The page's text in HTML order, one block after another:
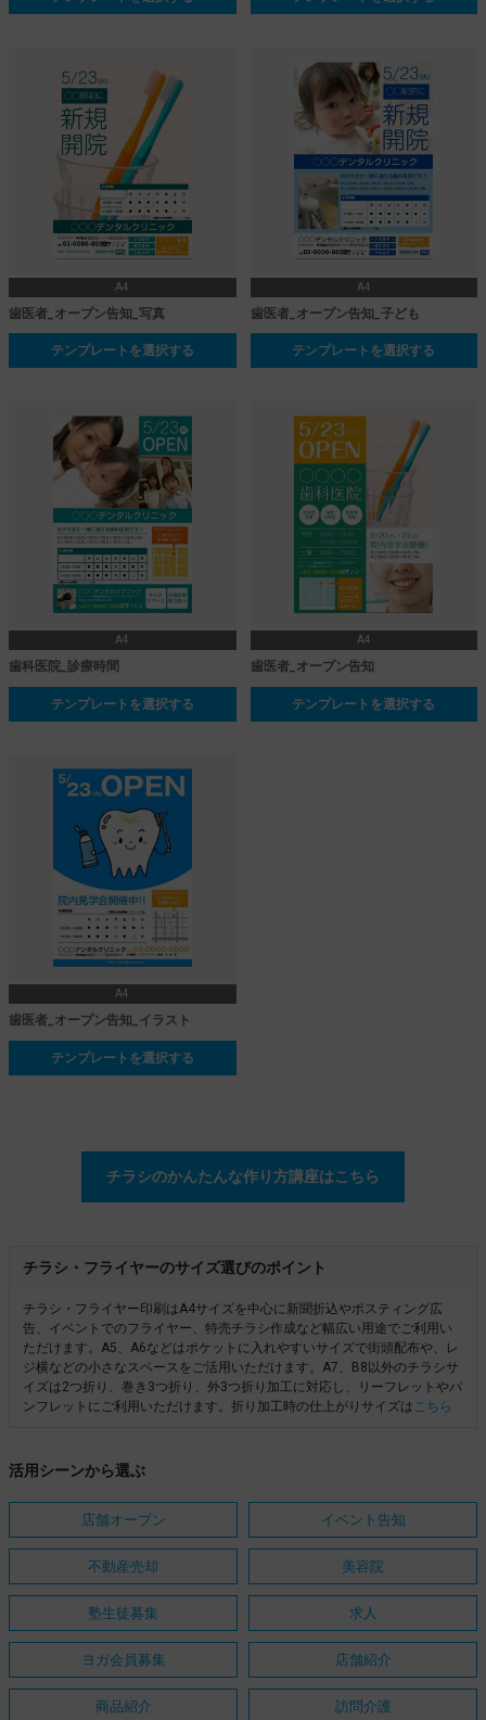
A4
歯医者_オープン告知_写真
テンプレートを選択する
A4
歯医者_オープン告知_子ども
テンプレートを選択する
A4
歯科医院_診療時間
テンプレートを選択する
A4
歯医者_オープン告知
テンプレートを選択する
A4
歯医者_オープン告知_イラスト
テンプレートを選択する
チラシのかんたんな作り方講座はこちら
チラシ・フライヤーのサイズ選びのポイント
チラシ・フライヤー印刷はA4サイズを中心に新聞折込やポスティング広
告、イベントでのフライヤー、特売チラシ作成など幅広い用途でご利用い
ただけます。A5、A6などはポケットに入れやすいサイズで街頭配布や、レ
ジ横などの小さなスペースをご活用いただけます。A7、B8以外のチラシサ
イズは2つ折り、巻き3つ折り、外3つ折り加工に対応し、リーフレットやパ
ンフレットにご利用いただけます。折り加工時の仕上がりサイズは こちら
活用シーンから選ぶ
店舗オープン イベント告知
不動産売却 美容院
塾生徒募集 求人
ヨガ会員募集 店舗紹介
商品紹介 訪問介護